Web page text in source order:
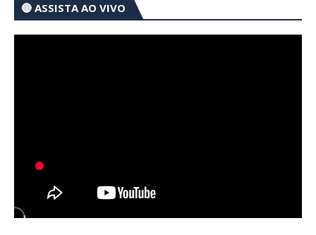
🔴 ASSISTA AO VIVO